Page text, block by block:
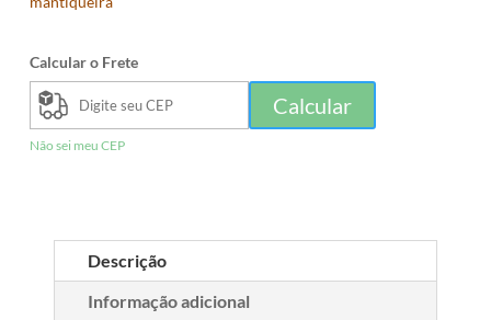
Calcular o Frete
Calcular
Não sei meu CEP
Descrição
Informação adicional